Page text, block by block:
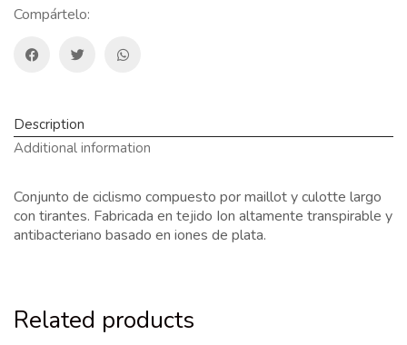
Compártelo:
Description
Additional information
Conjunto de ciclismo compuesto por maillot y culotte largo
con tirantes. Fabricada en tejido Ion altamente transpirable y
antibacteriano basado en iones de plata.
Related products